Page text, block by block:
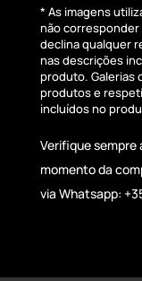
* As imagens
não corresponder
declina qualquer
nas descrições
produto. Galerias
produtos e
incluídos no
Verifique sempre
momento da
via Whatsapp: